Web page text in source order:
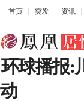
首页 突发 资讯
环球播报:
动